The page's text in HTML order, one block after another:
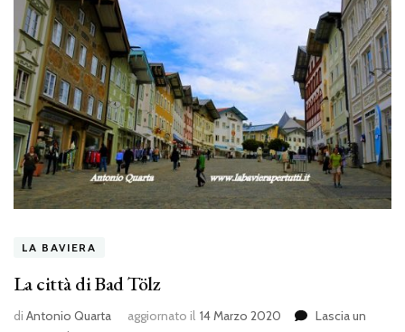
LA BAVIERA
La città di Bad Tölz
di Antonio Quarta aggiornato il 14 Marzo 2020
Lascia un